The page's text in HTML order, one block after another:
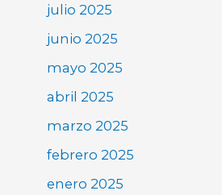
julio 2025
junio 2025
mayo 2025
abril 2025
marzo 2025
febrero 2025
enero 2025